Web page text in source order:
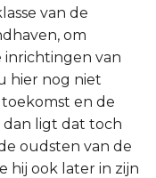
van de
om
inrichtingen van
hier nog niet
en de
ligt dat toch
oudsten van de
hij ook later in zijn